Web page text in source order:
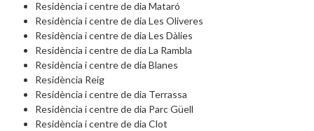
Residència i centre de dia Mataró
Residència i centre de dia Les Oliveres
Residència i centre de dia Les Dàlies
Residència i centre de dia La Rambla
Residència i centre de dia Blanes
Residència Reig
Residència i centre de dia Terrassa
Residència i centre de dia Parc Güell
Residència i centre de dia Clot